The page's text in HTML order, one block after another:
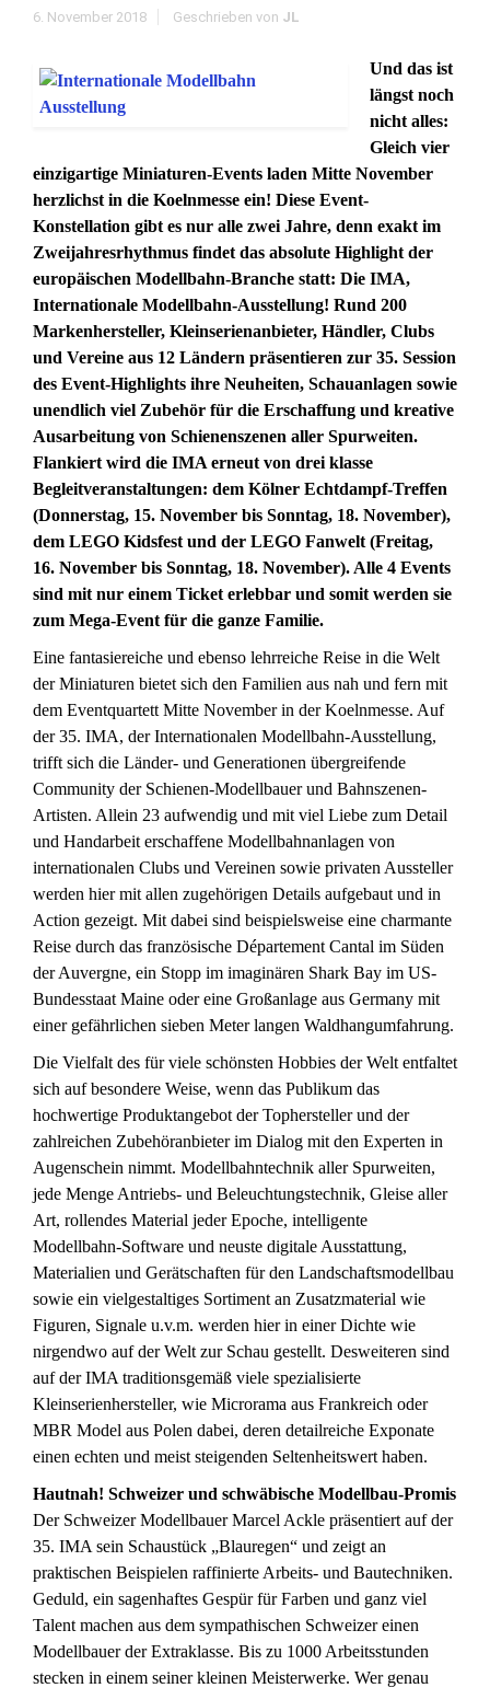
6. November 2018 Geschrieben von JL
Und das ist
längst noch
nicht alles:
Gleich vier
einzigartige Miniaturen-Events laden Mitte November
herzlichst in die Koelnmesse ein! Diese Event-
Konstellation gibt es nur alle zwei Jahre, denn exakt im
Zweijahresrhythmus findet das absolute Highlight der
europäischen Modellbahn-Branche statt: Die IMA,
Internationale Modellbahn-Ausstellung! Rund 200
Markenhersteller, Kleinserienanbieter, Händler, Clubs
und Vereine aus 12 Ländern präsentieren zur 35. Session
des Event-Highlights ihre Neuheiten, Schauanlagen sowie
unendlich viel Zubehör für die Erschaffung und kreative
Ausarbeitung von Schienenszenen aller Spurweiten.
Flankiert wird die IMA erneut von drei klasse
Begleitveranstaltungen: dem Kölner Echtdampf-Treffen
(Donnerstag, 15. November bis Sonntag, 18. November),
dem LEGO Kidsfest und der LEGO Fanwelt (Freitag,
16. November bis Sonntag, 18. November). Alle 4 Events
sind mit nur einem Ticket erlebbar und somit werden sie
zum Mega-Event für die ganze Familie.
Eine fantasiereiche und ebenso lehrreiche Reise in die Welt
der Miniaturen bietet sich den Familien aus nah und fern mit
dem Eventquartett Mitte November in der Koelnmesse. Auf
der 35. IMA, der Internationalen Modellbahn-Ausstellung,
trifft sich die Länder- und Generationen übergreifende
Community der Schienen-Modellbauer und Bahnszenen-
Artisten. Allein 23 aufwendig und mit viel Liebe zum Detail
und Handarbeit erschaffene Modellbahnanlagen von
internationalen Clubs und Vereinen sowie privaten Aussteller
werden hier mit allen zugehörigen Details aufgebaut und in
Action gezeigt. Mit dabei sind beispielsweise eine charmante
Reise durch das französische Département Cantal im Süden
der Auvergne, ein Stopp im imaginären Shark Bay im US-
Bundesstaat Maine oder eine Großanlage aus Germany mit
einer gefährlichen sieben Meter langen Waldhangumfahrung.
Die Vielfalt des für viele schönsten Hobbies der Welt entfaltet
sich auf besondere Weise, wenn das Publikum das
hochwertige Produktangebot der Tophersteller und der
zahlreichen Zubehöranbieter im Dialog mit den Experten in
Augenschein nimmt. Modellbahntechnik aller Spurweiten,
jede Menge Antriebs- und Beleuchtungstechnik, Gleise aller
Art, rollendes Material jeder Epoche, intelligente
Modellbahn-Software und neuste digitale Ausstattung,
Materialien und Gerätschaften für den Landschaftsmodellbau
sowie ein vielgestaltiges Sortiment an Zusatzmaterial wie
Figuren, Signale u.v.m. werden hier in einer Dichte wie
nirgendwo auf der Welt zur Schau gestellt. Desweiteren sind
auf der IMA traditionsgemäß viele spezialisierte
Kleinserienhersteller, wie Microrama aus Frankreich oder
MBR Model aus Polen dabei, deren detailreiche Exponate
einen echten und meist steigenden Seltenheitswert haben.
Hautnah! Schweizer und schwäbische Modellbau-Promis
Der Schweizer Modellbauer Marcel Ackle präsentiert auf der
35. IMA sein Schaustück „Blauregen“ und zeigt an
praktischen Beispielen raffinierte Arbeits- und Bautechniken.
Geduld, ein sagenhaftes Gespür für Farben und ganz viel
Talent machen aus dem sympathischen Schweizer einen
Modellbauer der Extraklasse. Bis zu 1000 Arbeitsstunden
stecken in einem seiner kleinen Meisterwerke. Wer genau